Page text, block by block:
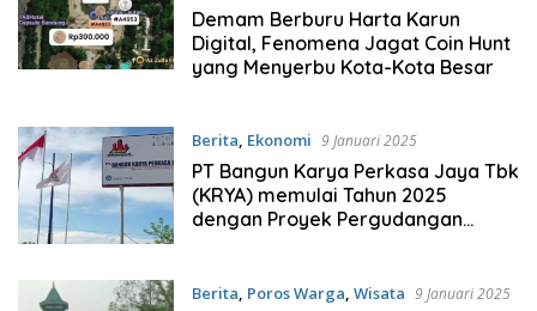
9 Januari 2025
Demam Berburu Harta Karun
Digital, Fenomena Jagat Coin Hunt
yang Menyerbu Kota-Kota Besar
Berita, Ekonomi 9 Januari 2025
PT Bangun Karya Perkasa Jaya Tbk
(KRYA) memulai Tahun 2025
dengan Proyek Pergudangan
Berita, Poros Warga, Wisata 9 Januari 2025